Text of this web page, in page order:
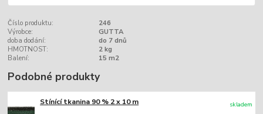
Číslo produktu:
246
Výrobce:
GUTTA
doba dodání:
do 7 dnů
HMOTNOST:
2 kg
Balení:
15 m2
Podobné produkty
Stínící tkanina 90 % 2 x 10 m
skladem